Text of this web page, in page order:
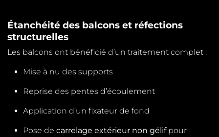
Étanchéité des balcons et réfections
structurelles
Les balcons ont bénéficié d’un traitement complet :
Mise à nu des supports
Reprise des pentes d’écoulement
Application d’un fixateur de fond
Pose de carrelage extérieur non gélifpour